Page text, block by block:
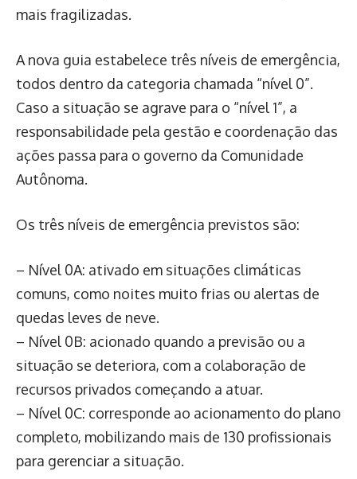
mais fragilizadas.
A nova guia estabelece três níveis de emergência,
todos dentro da categoria chamada “nível 0”.
Caso a situação se agrave para o “nível 1”, a
responsabilidade pela gestão e coordenação das
ações passa para o governo da Comunidade
Autônoma.
Os três níveis de emergência previstos são:
– Nível 0A: ativado em situações climáticas
comuns, como noites muito frias ou alertas de
quedas leves de neve.
– Nível 0B: acionado quando a previsão ou a
situação se deteriora, com a colaboração de
recursos privados começando a atuar.
– Nível 0C: corresponde ao acionamento do plano
completo, mobilizando mais de 130 profissionais
para gerenciar a situação.